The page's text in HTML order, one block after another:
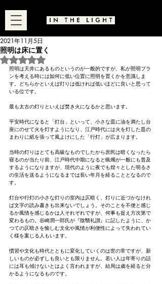
照明は床に置く
2021年11月5日
5つ星のうちNaNと評価されています。
照明は天井にあるものというのが一般的ですが、私が照明プラ
ンを考える時には如何に低い位置に照明を置くかを意識しま
す。どちらかといえば灯りは低ければ低いほどに良いと思って
いる位です。
最も太古の灯りといえば焚き火になるかと思います。
平安時代になると「灯台」といって、小さな皿に油を満たし台
座にのせて火を灯すようになり、江戸時代には火を灯した皿の
まわりに紙を張って風よけにした「行灯」が広まります。
当時の灯りはとても高級なものでしたから庶民は暗くなったら
寝るのが当たり前、江戸時代中期になると蝋燭が一般にも普及
するようになりますが、現代のように夜でも煌々とした明るさ
の生活を送るようになるまでは長い年月を経ることとなるので
す。
灯台や行灯の小さな灯りの室内は仄暗く、灯りに近づかなけれ
ば文字の読み書きも出来ないでしょう。そのことを不便と感じ
るか風情を感じるかは人それぞれですが、何事も捉え方次第で
変わるもの。谷崎潤一郎氏が『陰翳礼讃』に記したように、か
つての仄暗さを愉しむ文化や風情が利便性によって失われてい
く様を案じる人もいます。
慣習や文化も時代とともに変化していくのは世の常ですが、新
しいものが必ずしも良いとも限りません。若い人は年寄りの話
には耳も傾けないとはよく言われますが、結局は歳を経ると分
かるようになるものです。